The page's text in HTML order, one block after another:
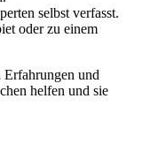
selbst verfasst.
oder zu einem
Erfahrungen und
helfen und sie